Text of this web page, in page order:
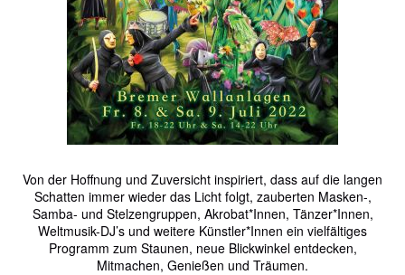
Von der Hoffnung und Zuversicht inspiriert, dass auf die langen
Schatten immer wieder das Licht folgt, zauberten Masken-,
Samba- und Stelzengruppen, Akrobat*Innen, Tänzer*Innen,
Weltmusik-DJ’s und weitere Künstler*Innen ein vielfältiges
Programm zum Staunen, neue Blickwinkel entdecken,
Mitmachen, Genießen und Träumen.